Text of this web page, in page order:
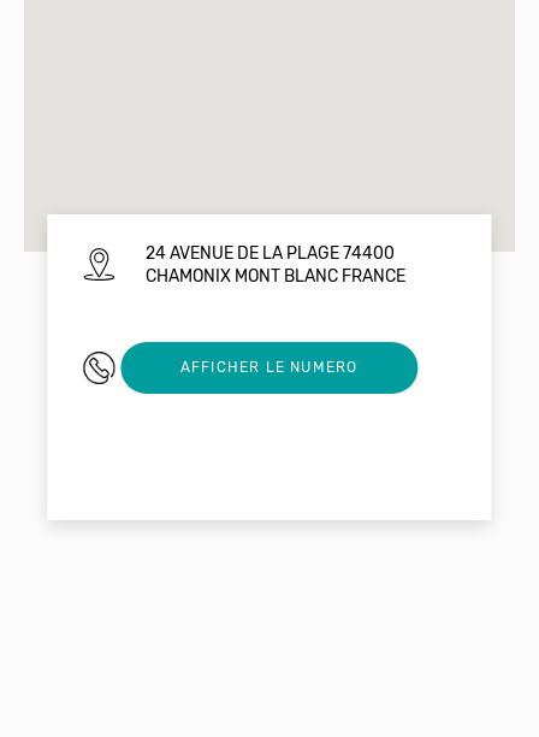
24 AVENUE DE LA PLAGE 74400
CHAMONIX MONT BLANC FRANCE
06 76 90 03 70
AFFICHER LE NUMERO